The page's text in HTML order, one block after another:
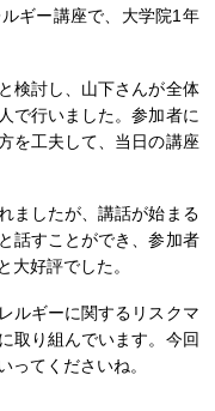
ギー講座で、大学院1年
検討し、山下さんが全体
で行いました。参加者に
を工夫して、当日の講座
ましたが、講話が始まる
話すことができ、参加者
大好評でした。
ルギーに関するリスクマ
取り組んでいます。今回
ってくださいね。